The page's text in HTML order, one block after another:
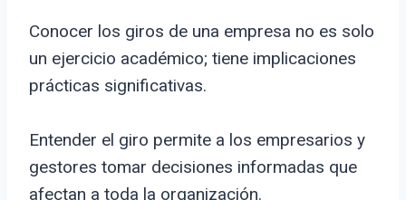
Conocer los giros de una empresa no es solo
un ejercicio académico; tiene implicaciones
prácticas significativas.
Entender el giro permite a los empresarios y
gestores tomar decisiones informadas que
afectan a toda la organización.